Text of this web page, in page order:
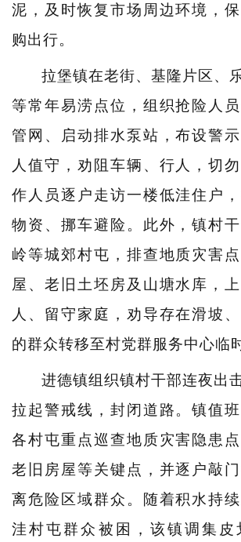
泥，及时恢复市场周边环境，
购出行。
拉堡镇在老街、基隆片区、
等常年易涝点位，组织抢险人
管网、启动排水泵站，布设警
人值守，劝阻车辆、行人，切
作人员逐户走访一楼低洼住户
物资、挪车避险。此外，镇村
岭等城郊村屯，排查地质灾害
屋、老旧土坯房及山塘水库，
人、留守家庭，劝导存在滑坡
的群众转移至村党群服务中心临
进德镇组织镇村干部连夜出
拉起警戒线，封闭道路。镇值
各村屯重点巡查地质灾害隐患点
老旧房屋等关键点，并逐户敲
离危险区域群众。随着积水持
洼村屯群众被困，该镇调集皮